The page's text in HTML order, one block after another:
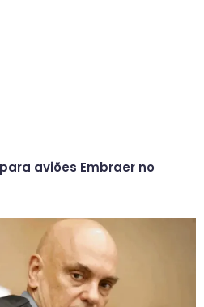
para aviões Embraer no